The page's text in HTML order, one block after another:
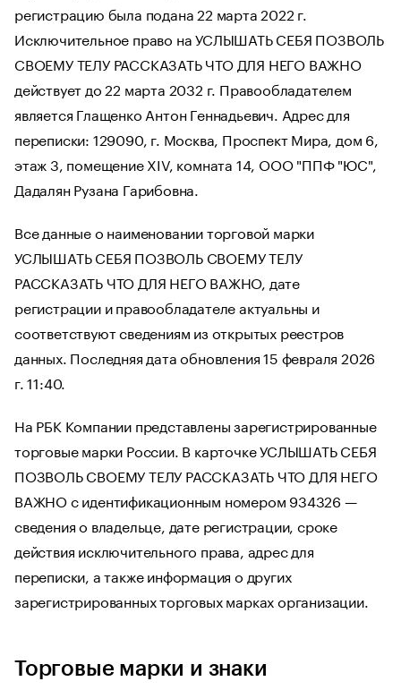
регистрацию была подана 22 марта 2022 г.
Исключительное право на УСЛЫШАТЬ СЕБЯ ПОЗВОЛЬ
СВОЕМУ ТЕЛУ РАССКАЗАТЬ ЧТО ДЛЯ НЕГО ВАЖНО
действует до 22 марта 2032 г. Правообладателем
является Глащенко Антон Геннадьевич. Адрес для
переписки: 129090, г. Москва, Проспект Мира, дом 6,
этаж 3, помещение XIV, комната 14, ООО "ППФ "ЮС",
Дадалян Рузана Гарибовна.
Все данные о наименовании торговой марки
УСЛЫШАТЬ СЕБЯ ПОЗВОЛЬ СВОЕМУ ТЕЛУ
РАССКАЗАТЬ ЧТО ДЛЯ НЕГО ВАЖНО, дате
регистрации и правообладателе актуальны и
соответствуют сведениям из открытых реестров
данных. Последняя дата обновления 15 февраля 2026
г. 11:40.
На РБК Компании представлены зарегистрированные
торговые марки России. В карточке УСЛЫШАТЬ СЕБЯ
ПОЗВОЛЬ СВОЕМУ ТЕЛУ РАССКАЗАТЬ ЧТО ДЛЯ НЕГО
ВАЖНО с идентификационным номером 934326 —
сведения о владельце, дате регистрации, сроке
действия исключительного права, адрес для
переписки, а также информация о других
зарегистрированных торговых марках организации.
Торговые марки и знаки